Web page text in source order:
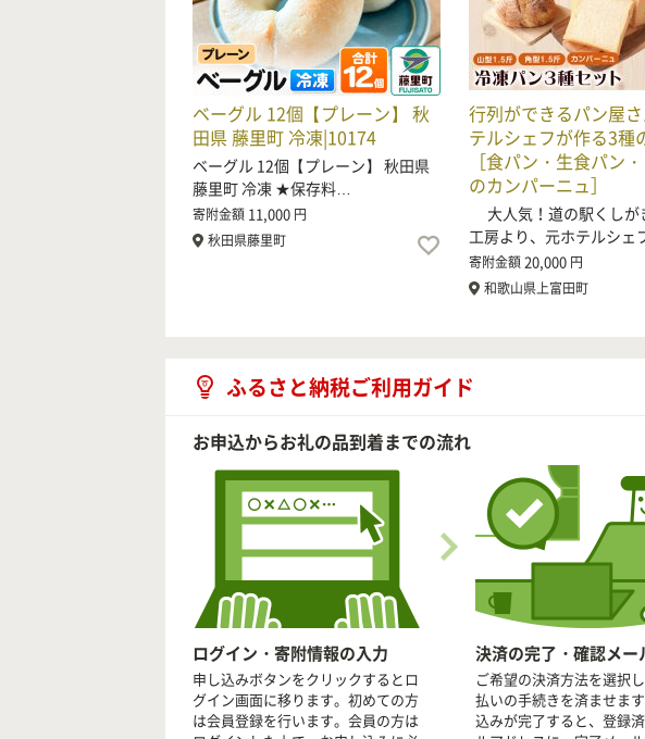
ベーグル 12個【プレーン】 秋
田県 藤里町 冷凍|10174
ベーグル 12個【プレーン】 秋田県
藤里町 冷凍 ★保存料…
寄附金額 11,000 円
秋田県藤里町
行列ができるパン屋
テルシェフが作る3種
［食パン・生食パン
のカンパーニュ］
大人気！道の駅くしが
工房より、元ホテルシェ
寄附金額20,000 円
和歌山県上富田町
ふるさと納税ご利用ガイド
お申込からお礼の品到着までの流れ
ログイン・寄附情報の入力
申し込みボタンをクリックするとロ
グイン画面に移ります。初めての方
は会員登録を行います。会員の方は
決済の完了・確認メー
ご希望の決済方法を選択
払いの手続きを済ませま
込みが完了すると、登録